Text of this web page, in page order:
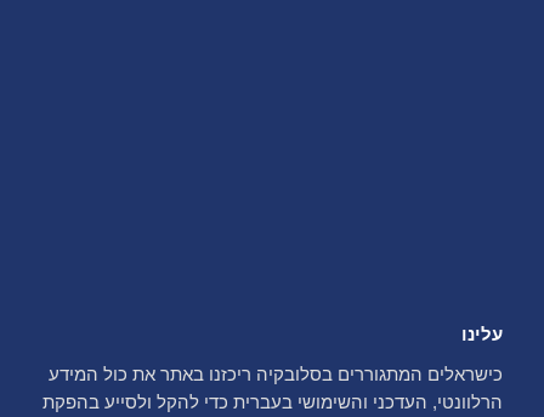
עלינו
כישראלים המתגוררים בסלובקיה ריכזנו באתר את כול המידע
הרלוונטי, העדכני והשימושי בעברית כדי להקל ולסייע בהפקת